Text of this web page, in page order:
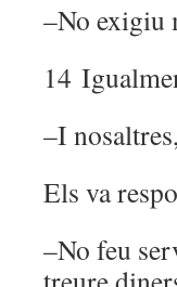
–No exigiu
14
–I
Els va
–No feu